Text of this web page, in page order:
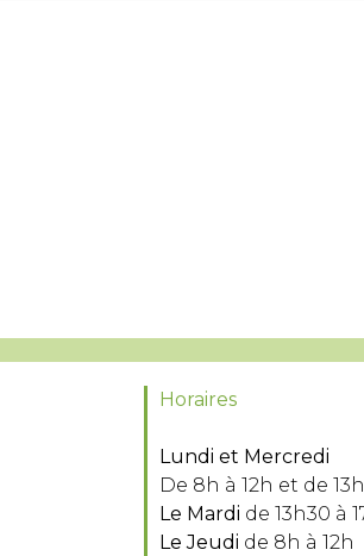
Horaires
Lundi et Mercredi
De 8h à 12h et de
Le Mardi de 13h30 à
Le Jeudi de 8h à 12h